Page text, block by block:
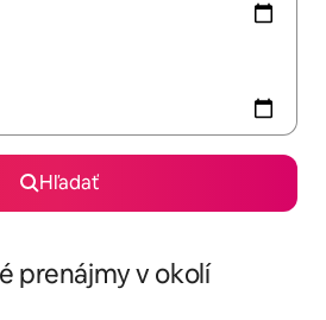
Hľadať
prenájmy v okolí